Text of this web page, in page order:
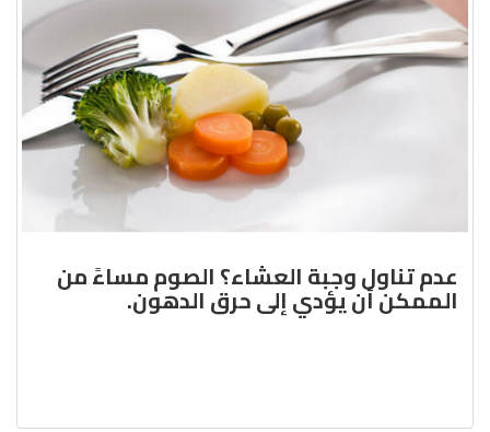
عدم تناول وجبة العشاء؟ الصوم مساءً من
الممكن أن يؤدي إلى حرق الدهون.